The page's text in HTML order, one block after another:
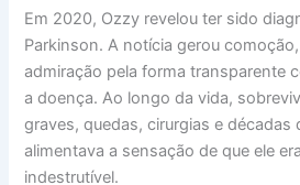
Em 2020, Ozzy revelou ter sido
Parkinson. A notícia gerou
admiração pela forma transparente
a doença. Ao longo da vida,
graves, quedas, cirurgias e
alimentava a sensação de que ele
indestrutível.